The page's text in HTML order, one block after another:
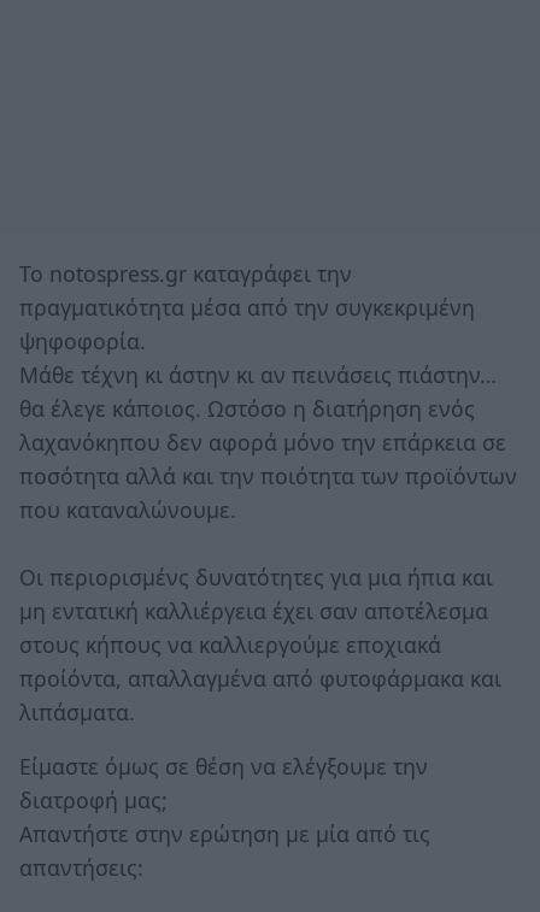
Το notospress.gr καταγράφει την
πραγματικότητα μέσα από την συγκεκριμένη
ψηφοφορία.
Μάθε τέχνη κι άστην κι αν πεινάσεις πιάστην…
θα έλεγε κάποιος. Ωστόσο η διατήρηση ενός
λαχανόκηπου δεν αφορά μόνο την επάρκεια σε
ποσότητα αλλά και την ποιότητα των προϊόντων
που καταναλώνουμε.
Οι περιορισμένς δυνατότητες για μια ήπια και
μη εντατική καλλιέργεια έχει σαν αποτέλεσμα
στους κήπους να καλλιεργούμε εποχιακά
προίόντα, απαλλαγμένα από φυτοφάρμακα και
λιπάσματα.
Είμαστε όμως σε θέση να ελέγξουμε την
διατροφή μας;
Απαντήστε στην ερώτηση με μία από τις
απαντήσεις: